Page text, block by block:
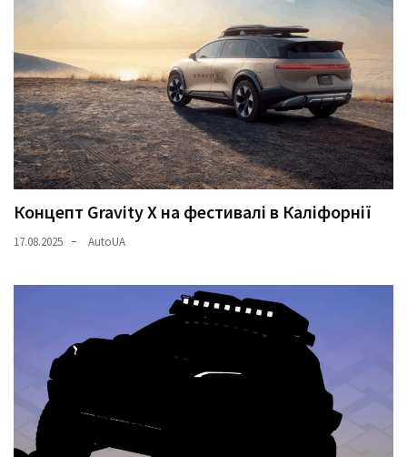
Концепт Gravity X на фестивалі в Каліфорнії
17.08.2025 AutoUA